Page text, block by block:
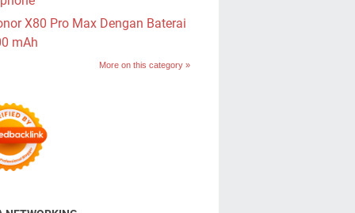
X80 Pro Max Dengan Baterai
mAh
More on this category »